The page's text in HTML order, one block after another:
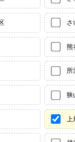
さ
熊
所
狭